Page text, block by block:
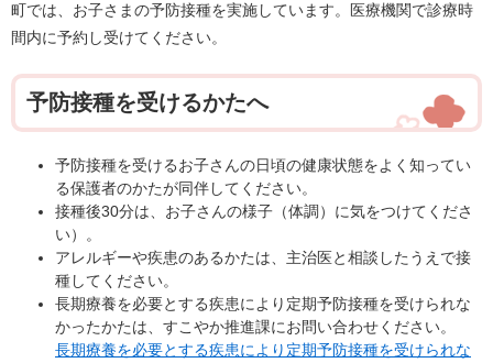
町では、お子さまの予防接種を実施しています。医療機関で診療時
間内に予約し受けてください。
予防接種を受けるかたへ
予防接種を受けるお子さんの日頃の健康状態をよく知ってい
る保護者のかたが同伴してください。
接種後30分は、お子さんの様子（体調）に気をつけてくださ
い）。
アレルギーや疾患のあるかたは、主治医と相談したうえで接
種してください。
長期療養を必要とする疾患により定期予防接種を受けられな
かったかたは、すこやか推進課にお問い合わせください。
長期療養を必要とする疾患により定期予防接種を受けられな